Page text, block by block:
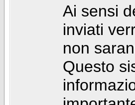
Ai sensi
inviati
non
Questo